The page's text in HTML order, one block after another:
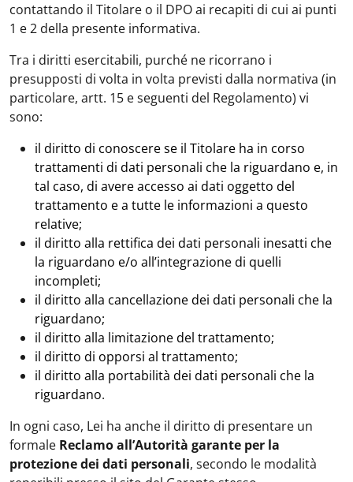
contattando il Titolare o il DPO ai recapiti di cui ai punti
1 e 2 della presente informativa.
Tra i diritti esercitabili, purché ne ricorrano i
presupposti di volta in volta previsti dalla normativa (in
particolare, artt. 15 e seguenti del Regolamento) vi
sono:
il diritto di conoscere se il Titolare ha in corso
trattamenti di dati personali che la riguardano e, in
tal caso, di avere accesso ai dati oggetto del
trattamento e a tutte le informazioni a questo
relative;
il diritto alla rettifica dei dati personali inesatti che
la riguardano e/o all’integrazione di quelli
incompleti;
il diritto alla cancellazione dei dati personali che la
riguardano;
il diritto alla limitazione del trattamento;
il diritto di opporsi al trattamento;
il diritto alla portabilità dei dati personali che la
riguardano.
In ogni caso, Lei ha anche il diritto di presentare un
formale Reclamo all’Autorità garante per la
protezione dei dati personali, secondo le modalità